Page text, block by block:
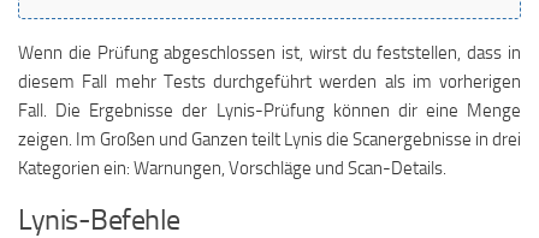
Wenn die Prüfung abgeschlossen ist, wirst du feststellen, dass in
diesem Fall mehr Tests durchgeführt werden als im vorherigen
Fall. Die Ergebnisse der Lynis-Prüfung können dir eine Menge
zeigen. Im Großen und Ganzen teilt Lynis die Scanergebnisse in drei
Kategorien ein: Warnungen, Vorschläge und Scan-Details.
Lynis-Befehle